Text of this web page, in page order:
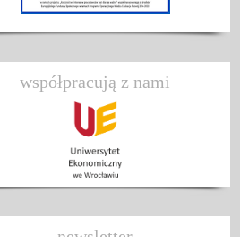
współpracują z nami